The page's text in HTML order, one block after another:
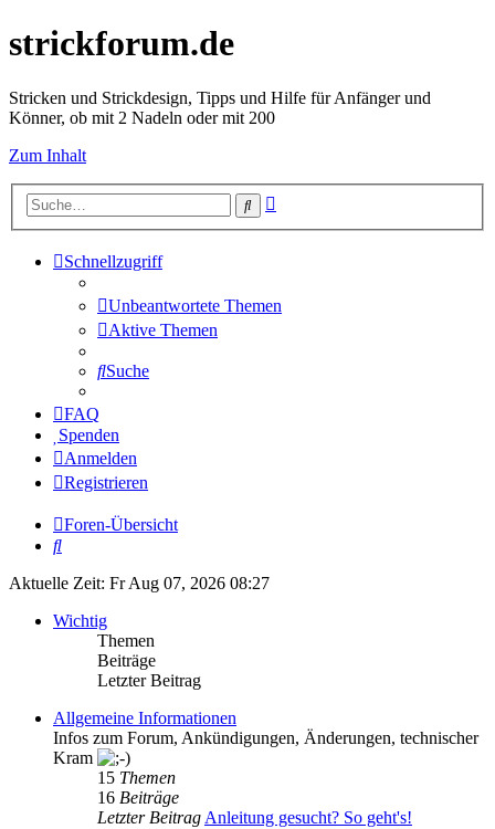
strickforum.de
Stricken und Strickdesign, Tipps und Hilfe für Anfänger und
Könner, ob mit 2 Nadeln oder mit 200
Zum Inhalt
Suche
Schnellzugriff
Unbeantwortete Themen
Aktive Themen
Suche
FAQ
Spenden
Anmelden
Registrieren
Foren-Übersicht
Suche
Aktuelle Zeit: Fr Aug 07, 2026 08:27
Wichtig
Themen
Beiträge
Letzter Beitrag
Allgemeine Informationen
Infos zum Forum, Ankündigungen, Änderungen, technischer
Kram
15 Themen
16 Beiträge
Letzter BeitragAnleitung gesucht? So geht's!